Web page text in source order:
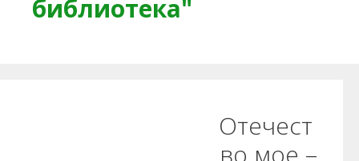
библиотека"
Отечест
во мое –